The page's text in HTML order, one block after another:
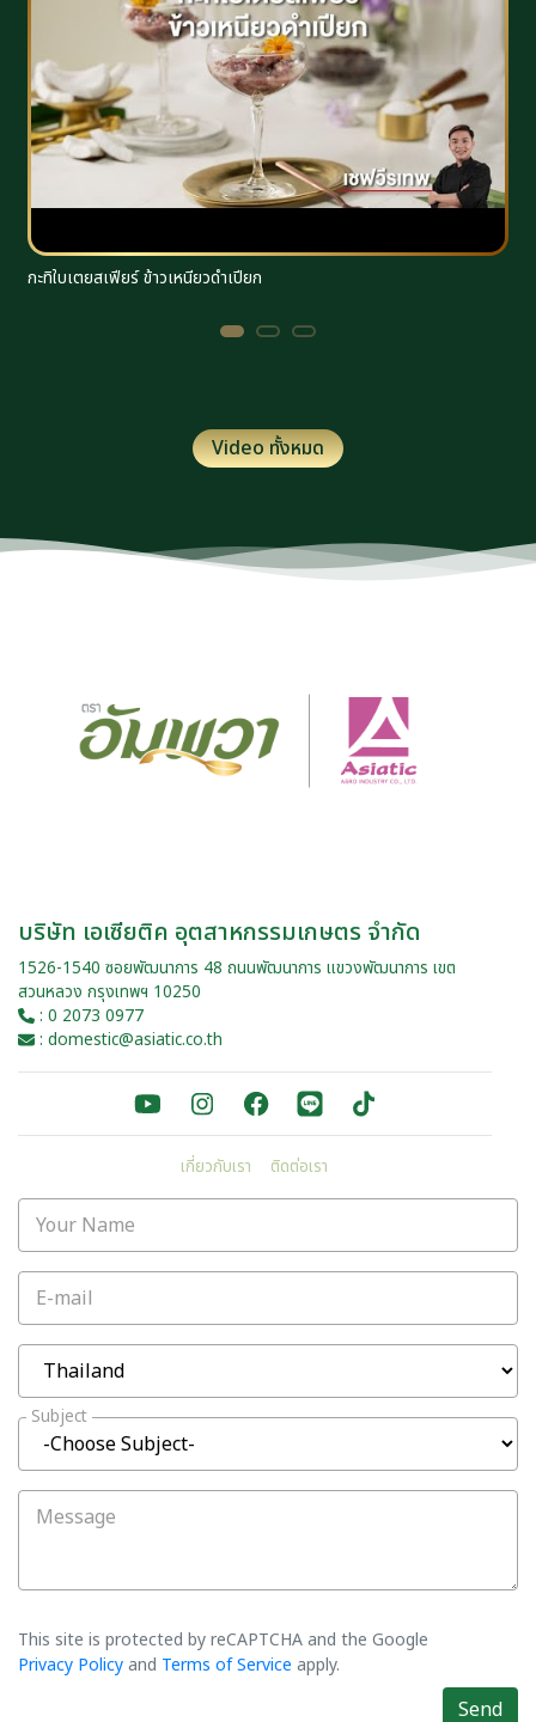
กะทิใบเตยสเฟียร์ ข้าวเหนียวดำเปียก
Video ทั้งหมด
บริษัท เอเซียติค อุตสาหกรรมเกษตร จำกัด
1526-1540 ซอยพัฒนาการ 48 ถนนพัฒนาการ แขวงพัฒนาการ เขต
สวนหลวง กรุงเทพฯ 10250
: 0 2073 0977
: domestic@asiatic.co.th
เกี่ยวกับเรา ติดต่อเรา
Your Name
E-mail
Subject
Message
This site is protected by reCAPTCHA and the Google
Privacy Policyand Terms of Service apply.
Send